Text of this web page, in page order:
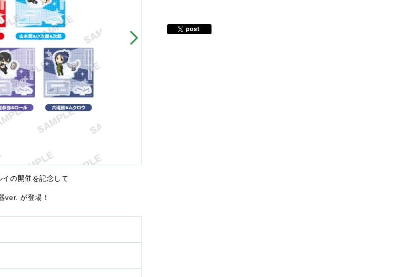
の開催を記念して
ver. が登場！